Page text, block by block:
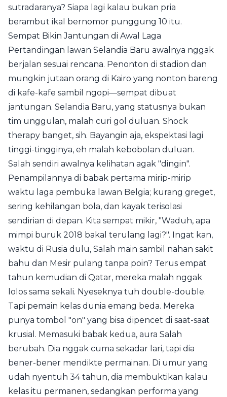
sutradaranya? Siapa lagi kalau bukan pria
berambut ikal bernomor punggung 10 itu.
Sempat Bikin Jantungan di Awal Laga
Pertandingan lawan Selandia Baru awalnya nggak
berjalan sesuai rencana. Penonton di stadion dan
mungkin jutaan orang di Kairo yang nonton bareng
di kafe-kafe sambil ngopi—sempat dibuat
jantungan. Selandia Baru, yang statusnya bukan
tim unggulan, malah curi gol duluan. Shock
therapy banget, sih. Bayangin aja, ekspektasi lagi
tinggi-tingginya, eh malah kebobolan duluan.
Salah sendiri awalnya kelihatan agak "dingin".
Penampilannya di babak pertama mirip-mirip
waktu laga pembuka lawan Belgia; kurang greget,
sering kehilangan bola, dan kayak terisolasi
sendirian di depan. Kita sempat mikir, "Waduh, apa
mimpi buruk 2018 bakal terulang lagi?". Ingat kan,
waktu di Rusia dulu, Salah main sambil nahan sakit
bahu dan Mesir pulang tanpa poin? Terus empat
tahun kemudian di Qatar, mereka malah nggak
lolos sama sekali. Nyeseknya tuh double-double.
Tapi pemain kelas dunia emang beda. Mereka
punya tombol "on" yang bisa dipencet di saat-saat
krusial. Memasuki babak kedua, aura Salah
berubah. Dia nggak cuma sekadar lari, tapi dia
bener-bener mendikte permainan. Di umur yang
udah nyentuh 34 tahun, dia membuktikan kalau
kelas itu permanen, sedangkan performa yang